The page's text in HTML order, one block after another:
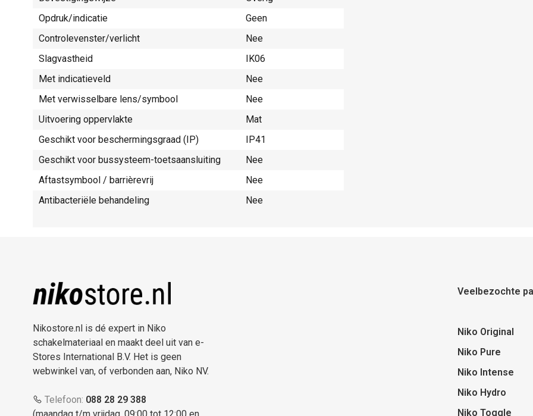
Opdruk/indicatie
Geen
Controlevenster/verlicht
Nee
Slagvastheid
IK06
Met indicatieveld
Nee
Met verwisselbare lens/symbool
Nee
Uitvoering oppervlakte
Mat
Geschikt voor beschermingsgraad (IP)
IP41
Geschikt voor bussysteem-toetsaansluiting
Nee
Aftastsymbool / barrièrevrij
Nee
Antibacteriële behandeling
Nee
Nikostore.nl is dé expert in Niko
schakelmateriaal en maakt deel uit van e-
Stores International B.V. Het is geen
webwinkel van, of verbonden aan, Niko NV.
Telefoon: 088 28 29 388
Veelbezochte
Niko Original
Niko Pure
Niko Intense
Niko Hydro
Niko Toggle